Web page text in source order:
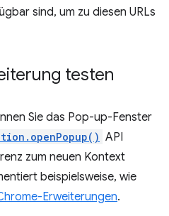
sind, um zu diesen URLs
testen
Sie das Pop-up-Fenster
API
zum neuen Kontext
beispielsweise, wie
Erweiterungen.